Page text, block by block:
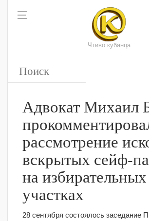
Чтиво кубанца
Адвокат Михаил
рассмотрение
вскрытых сейф-
на избирательных
участках
28 сентября состоялось заседание